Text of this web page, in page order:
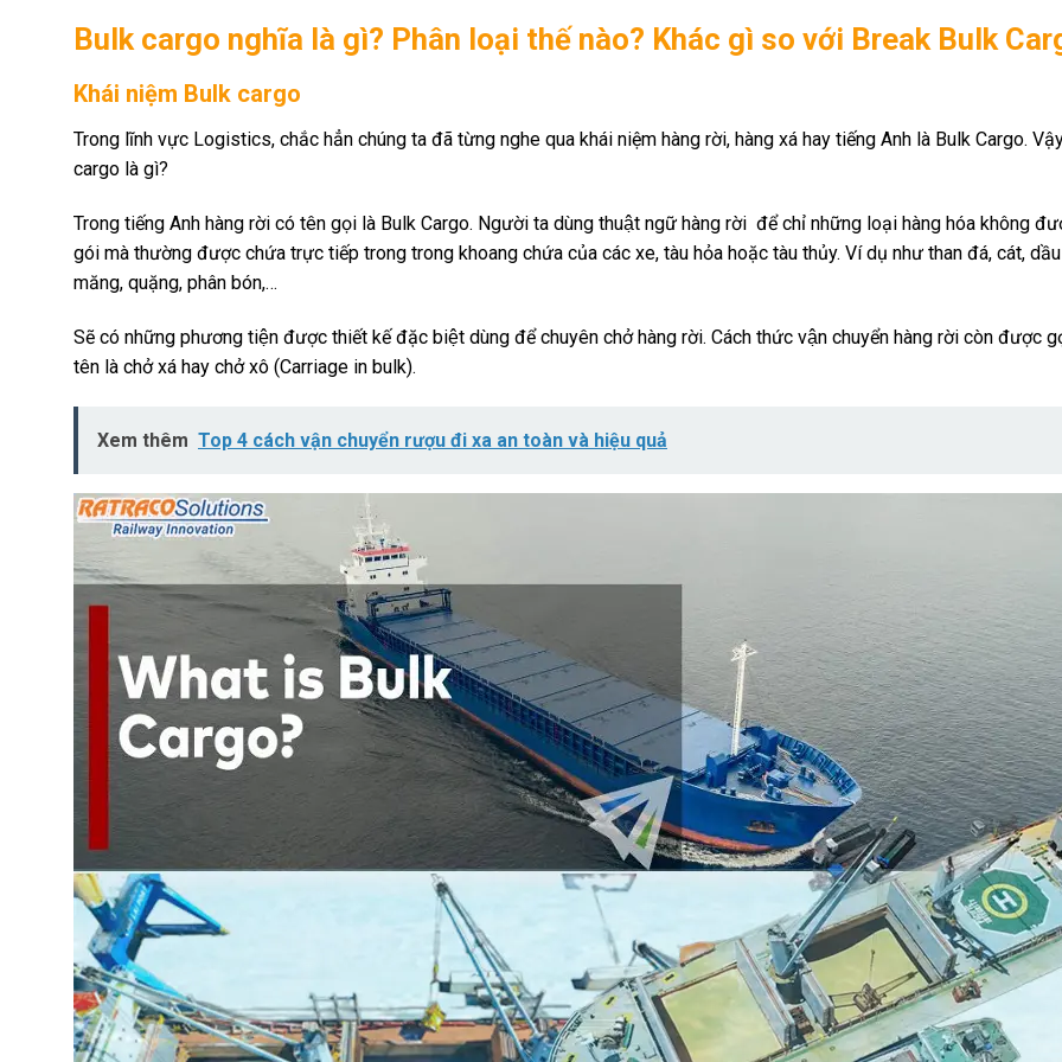
Bulk cargo nghĩa là gì? Phân loại thế nào? Khác gì so với Break Bulk
Khái niệm Bulk cargo
Trong lĩnh vực Logistics, chắc hẳn chúng ta đã từng nghe qua khái niệm hàng rời, hàng xá hay tiếng Anh là Bulk Cargo.
cargo là gì?
Trong tiếng Anh hàng rời có tên gọi là Bulk Cargo. Người ta dùng thuật ngữ hàng rời để chỉ những loại hàng hóa không
gói mà thường được chứa trực tiếp trong trong khoang chứa của các xe, tàu hỏa hoặc tàu thủy. Ví dụ như than đá, cát,
măng, quặng, phân bón,…
Sẽ có những phương tiện được thiết kế đặc biệt dùng để chuyên chở hàng rời. Cách thức vận chuyển hàng rời còn được
tên là chở xá hay chở xô (Carriage in bulk).
Xem thêm Top 4 cách vận chuyển rượu đi xa an toàn và hiệu quả